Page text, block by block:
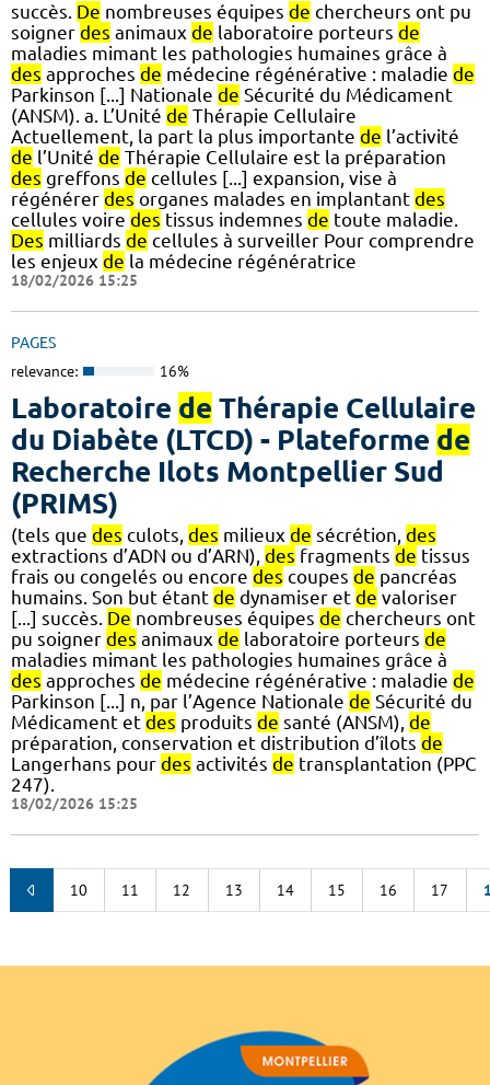
succès. De nombreuses équipes de chercheurs ont pu
soigner des animaux de laboratoire porteurs de
maladies mimant les pathologies humaines grâce à
des approches de médecine régénérative : maladie de
Parkinson [...] Nationale de Sécurité du Médicament
(ANSM). a. L’Unité de Thérapie Cellulaire
Actuellement, la part la plus importante de l’activité
de l’Unité de Thérapie Cellulaire est la préparation
des greffons de cellules [...] expansion, vise à
régénérer des organes malades en implantant des
cellules voire des tissus indemnes de toute maladie.
Des milliards de cellules à surveiller Pour comprendre
les enjeux de la médecine régénératrice
18/02/2026 15:25
PAGES
relevance: 16%
Laboratoire de Thérapie Cellulaire
du Diabète (LTCD) - Plateforme de
Recherche Ilots Montpellier Sud
(PRIMS)
(tels que des culots, des milieux de sécrétion, des
extractions d’ADN ou d’ARN), des fragments de tissus
frais ou congelés ou encore des coupes de pancréas
humains. Son but étant de dynamiser et de valoriser
[...] succès. De nombreuses équipes de chercheurs ont
pu soigner des animaux de laboratoire porteurs de
maladies mimant les pathologies humaines grâce à
des approches de médecine régénérative : maladie de
Parkinson [...] n, par l’Agence Nationale de Sécurité du
Médicament et des produits de santé (ANSM), de
préparation, conservation et distribution d’îlots de
Langerhans pour des activités de transplantation (PPC
247).
18/02/2026 15:25
10 11 12 13 14 15 16 17